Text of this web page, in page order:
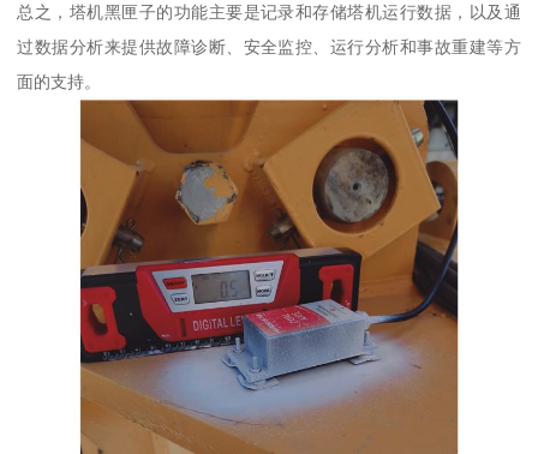
总之，塔机黑匣子的功能主要是记录和存储塔机运行数据，以及通
过数据分析来提供故障诊断、安全监控、运行分析和事故重建等方
面的支持。